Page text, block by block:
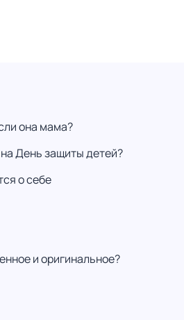
она мама?
День защиты детей?
о себе
и оригинальное?